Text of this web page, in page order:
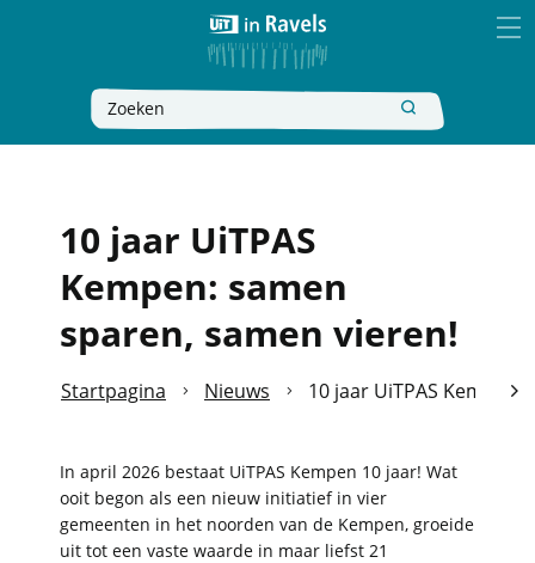
Naar
inhoud
Wat
zoek
je?
Zoeken
10 jaar UiTPAS
Kempen: samen
sparen, samen vieren!
Startpagina Nieuws 10 jaar UiTPAS
In april 2026 bestaat UiTPAS Kempen 10 jaar! Wat
ooit begon als een nieuw initiatief in vier
gemeenten in het noorden van de Kempen, groeide
uit tot een vaste waarde in maar liefst 21